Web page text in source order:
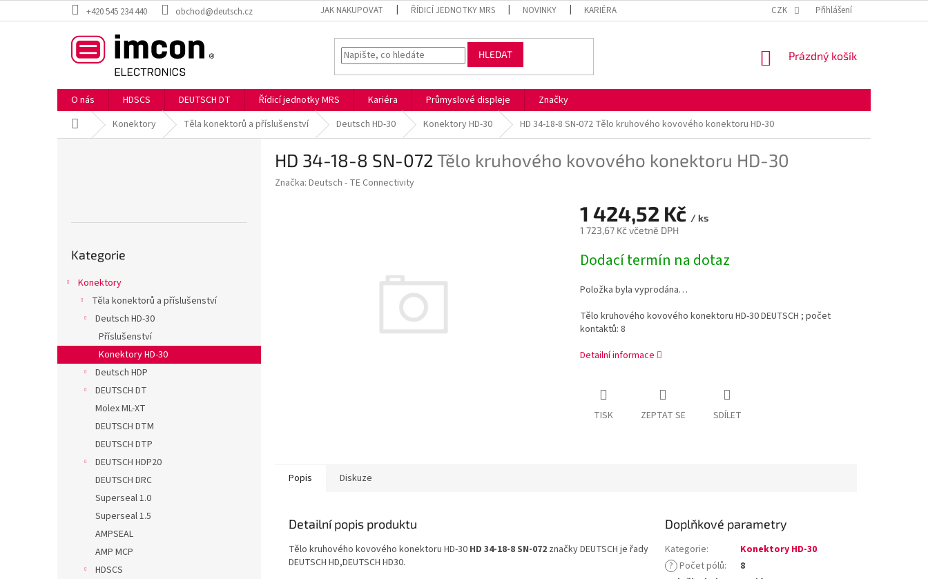
na
+420 545 234 440 obchod@deutsch.cz JAK NAKUPOVAT ŘÍDICÍ JEDNOTKY MRS NOVINKY KARIÉRA OBCHODNÍ PODMÍNKY
CZK Přihlášení
HLEDAT
NÁKUPNÍ
Prázdný košík
O nás HDSCS DEUTSCH DT Řídicí jednotky MRS Kariéra Průmyslové displeje
Značky
Domů Konektory Těla konektorů a příslušenství Deutsch HD-30 Konektory HD-30 HD 34-18-8 SN-072 Tělo kruhového kovového konektoru HD-30
l
kategorie
Kategorie
Konektory
Těla konektorů a příslušenství
Deutsch HD-30
Příslušenství
Konektory HD-30
Deutsch HDP
DEUTSCH DT
Molex ML-XT
DEUTSCH DTM
DEUTSCH DTP
DEUTSCH HDP20
DEUTSCH DRC
Superseal 1.0
Superseal 1.5
AMPSEAL
AMP MCP
HDSCS
HD 34-18-8 SN-072Tělo kruhového kovového konektoru HD-30
Značka: Deutsch - TE Connectivity
1 424,52 Kč / ks
1 723,67 Kč včetně DPH
cena:
Dodací termín na dotaz
Položka byla vyprodána…
Tělo kruhového kovového konektoru HD-30 DEUTSCH ; počet
kontaktů: 8
Detailní informace
TISK ZEPTAT SE SDÍLET
Popis Diskuze
Detailní popis produktu
Tělo kruhového kovového konektoru HD-30 HD 34-18-8 SN-072 značky DEUTSCH je řady
DEUTSCH HD,DEUTSCH HD30.
Doplňkové parametry
Kategorie:
Konektory HD-30
? Počet pólů:
8